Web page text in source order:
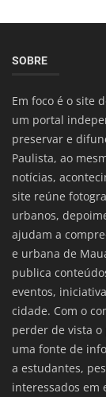
SOBRE
Em foco é o site
um portal
preservar e
Paulista, ao
notícias,
site reúne
urbanos,
ajudam a
e urbana de
publica
eventos,
cidade. Com o
perder de vista
uma fonte de
a estudantes,
interessados